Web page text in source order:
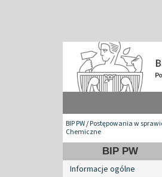
BIP PW/Postępowania w
Chemiczne
BIP PW
Informacje ogólne